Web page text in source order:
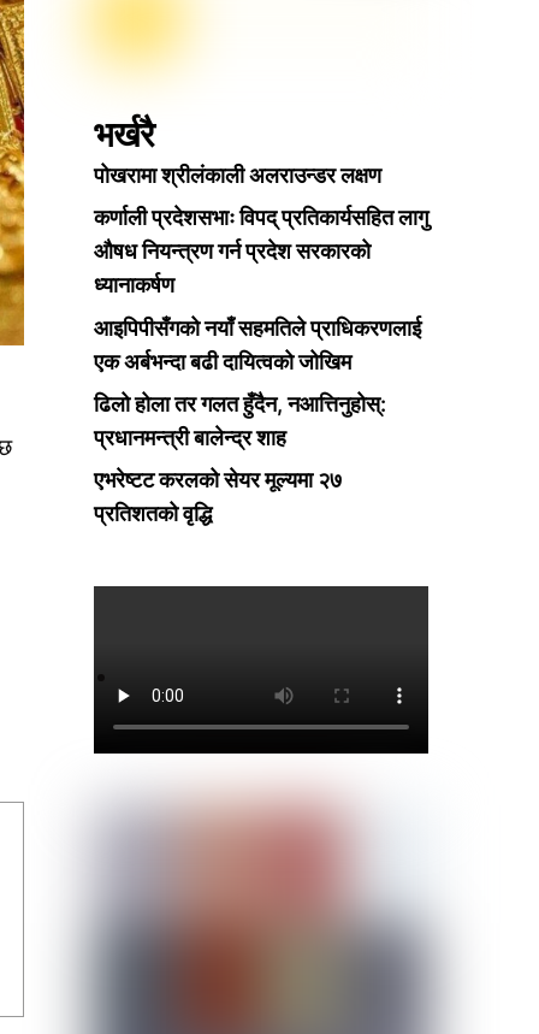
भर्खरै
पोखरामा श्रीलंकाली अलराउन्डर लक्षण
कर्णाली प्रदेशसभाः विपद् प्रतिकार्यसहित लागु
औषध नियन्त्रण गर्न प्रदेश सरकारको
ध्यानाकर्षण
आइपिपीसँगको नयाँ सहमतिले प्राधिकरणलाई
एक अर्बभन्दा बढी दायित्वको जोखिम
ढिलो होला तर गलत हुँदैन, नआत्तिनुहोस्:
प्रधानमन्त्री बालेन्द्र शाह
एभरेष्टट करलको सेयर मूल्यमा २७
प्रतिशतको वृद्धि